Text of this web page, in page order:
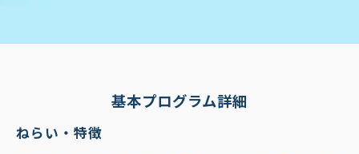
基本プログラム詳細
ねらい・特徴